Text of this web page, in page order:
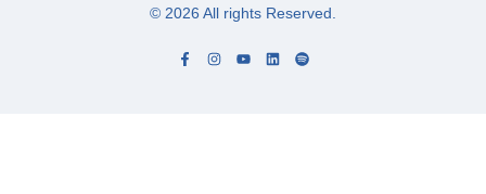
© 2026 All rights Reserved.